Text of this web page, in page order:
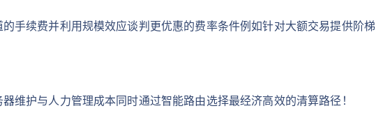
手续费并利用规模效应谈判更优惠的费率条件例如针对大额交易提供阶梯
维护与人力管理成本同时通过智能路由选择最经济高效的清算路径！